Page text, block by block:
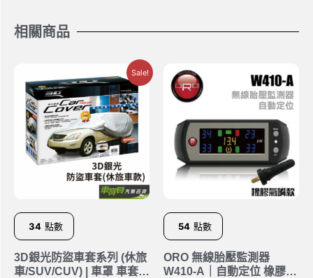
相關商品
Sale!
34 點數
3D銀光防盜車套系列 (休旅
車/SUV/CUV) | 車罩 車套
54 點數
ORO 無線胎壓監測器
W410-A｜自動定位 橡膠氣